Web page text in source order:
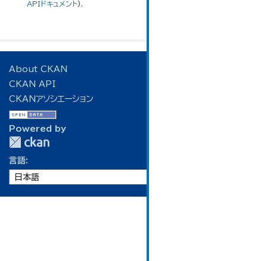
APIドキュメント).
About CKAN
CKAN API
CKANアソシエーション
Powered by
言語